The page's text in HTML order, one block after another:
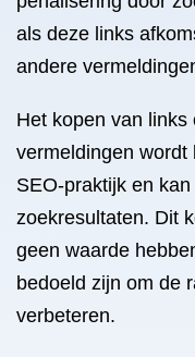
als deze links
andere
Het kopen van links
vermeldingen wordt
SEO-praktijk en
zoekresultaten. Dit
geen waarde
bedoeld zijn om de
verbeteren.